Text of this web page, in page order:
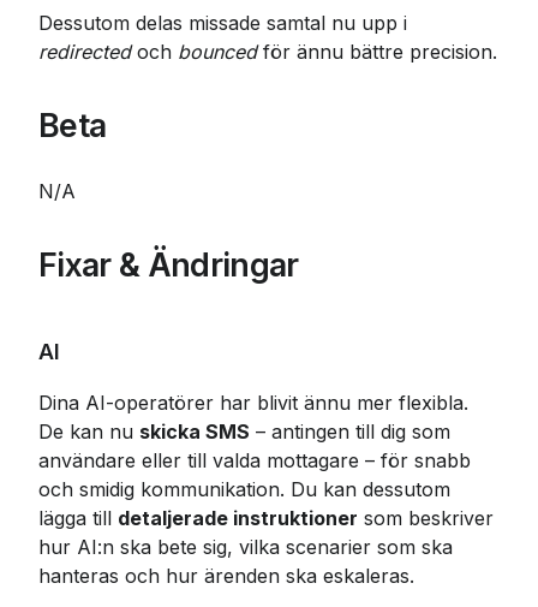
Dessutom delas missade samtal nu upp i
redirected och bounced för ännu bättre precision.
Beta
N/A
Fixar & Ändringar
AI
Dina AI-operatörer har blivit ännu mer flexibla.
De kan nu skicka SMS – antingen till dig som
användare eller till valda mottagare – för snabb
och smidig kommunikation. Du kan dessutom
lägga till detaljerade instruktioner som beskriver
hur AI:n ska bete sig, vilka scenarier som ska
hanteras och hur ärenden ska eskaleras.